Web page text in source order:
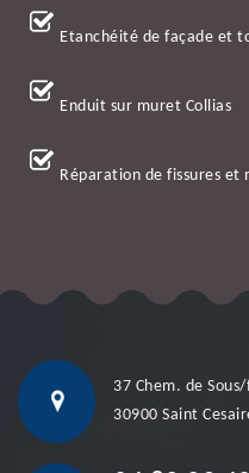
Etanchéité de façade et
Enduit sur muret Collias
Réparation de fissures et
37 Chem. de
30900 Saint